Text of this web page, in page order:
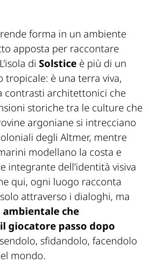
forma in un ambiente
apposta per raccontare
di Solstice è più di un
tropicale: è una terra viva,
contrasti architettonici che
storiche tra le culture che
argoniane si intrecciano
degli Altmer, mentre
modellano la costa e
integrante dell’identità visiva
qui, ogni luogo racconta
attraverso i dialoghi, ma
ambientale che
giocatore passo dopo
sfidandolo, facendolo
mondo.